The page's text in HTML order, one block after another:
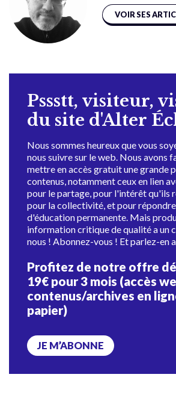
VOIR SES
Pssstt, visiteur,
du site d'Alter
Nous sommes heureux que vous
nous suivre sur le web. Nous avons
mettre en accès gratuit une grande
contenus, notamment ceux en lien
pour le partage, pour l'intérêt qu'ils
pour la collectivité, et pour
d'éducation permanente. Mais
information critique de qualité a un
nous ! Abonnez-vous ! Et parlez-en
Profitez de notre offre
19€ pour 3 mois (accès
contenus/archives en
papier)
JE M’ABONNE